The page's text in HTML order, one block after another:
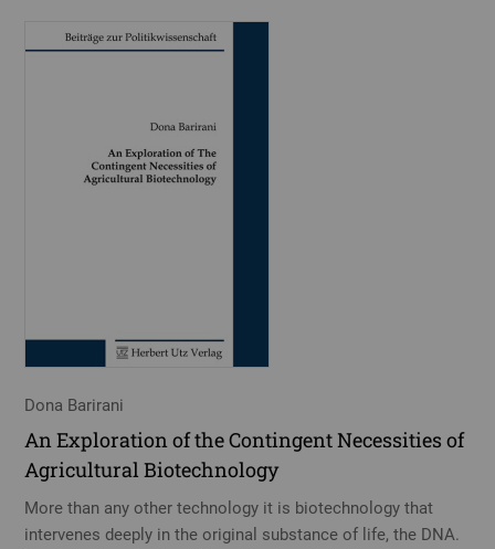
Dona Barirani
An Exploration of the Contingent Necessities of
Agricultural Biotechnology
More than any other technology it is biotechnology that
intervenes deeply in the original substance of life, the DNA.